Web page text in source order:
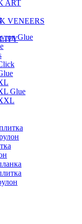
ART
VENEERS
Glue
Glue